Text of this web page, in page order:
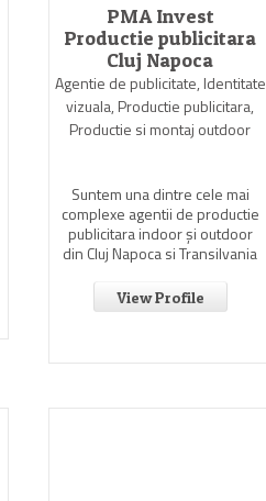
PMA Invest
Productie publicitara
Cluj Napoca
Agentie de publicitate, Identitate
vizuala, Productie publicitara,
Productie si montaj outdoor
Suntem una dintre cele mai
complexe agentii de productie
publicitara indoor şi outdoor
din Cluj Napoca si Transilvania
View Profile